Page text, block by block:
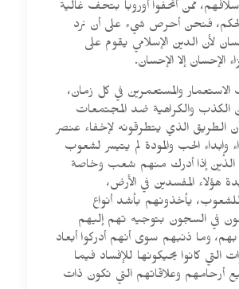
ممن أتحفوا أوروبا بتحف غالية
فنحن أحرص شيء على أن نرد
لأن الدين الإسلامي يقوم على
إلا الإحسان.
والمستعمرين في كل زمان،
الكذب والكراهية ضد المجتمعات
أن الطريق الذي يتطرقونه لإخفاء عنصر
وإبداء الحب والمودة لم يتيسر لشعوب
الذين إذا أدرك منهم شعب وخاصة
هؤلاء المفسدين في الأرض،
يأخذونهم بأشد أنواع
في السجون بتوجيه تهم إليهم
وما ذنبهم سوى أنهم أدركوا أبعاد
التي كانوا يحيكونها للإفساد فيما
أرحامهم وعلاقاتهم التي تكون ذات